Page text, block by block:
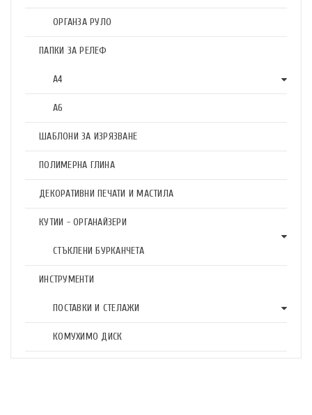
ОРГАНЗА РУЛО
ПАПКИ ЗА РЕЛЕФ
А4
А6
ШАБЛОНИ ЗА ИЗРЯЗВАНЕ
ПОЛИМЕРНА ГЛИНА
ДЕКОРАТИВНИ ПЕЧАТИ И МАСТИЛА
КУТИИ - ОРГАНАЙЗЕРИ
СТЪКЛЕНИ БУРКАНЧЕТА
ИНСТРУМЕНТИ
ПОСТАВКИ И СТЕЛАЖИ
КОМУХИМО ДИСК